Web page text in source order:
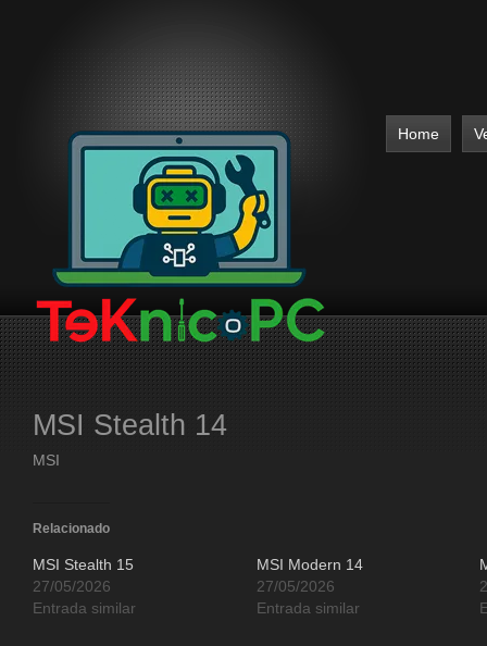
Home
MSI Stealth 14
MSI
Relacionado
MSI Stealth 15
27/05/2026
Entrada similar
MSI Modern 14
27/05/2026
Entrada similar